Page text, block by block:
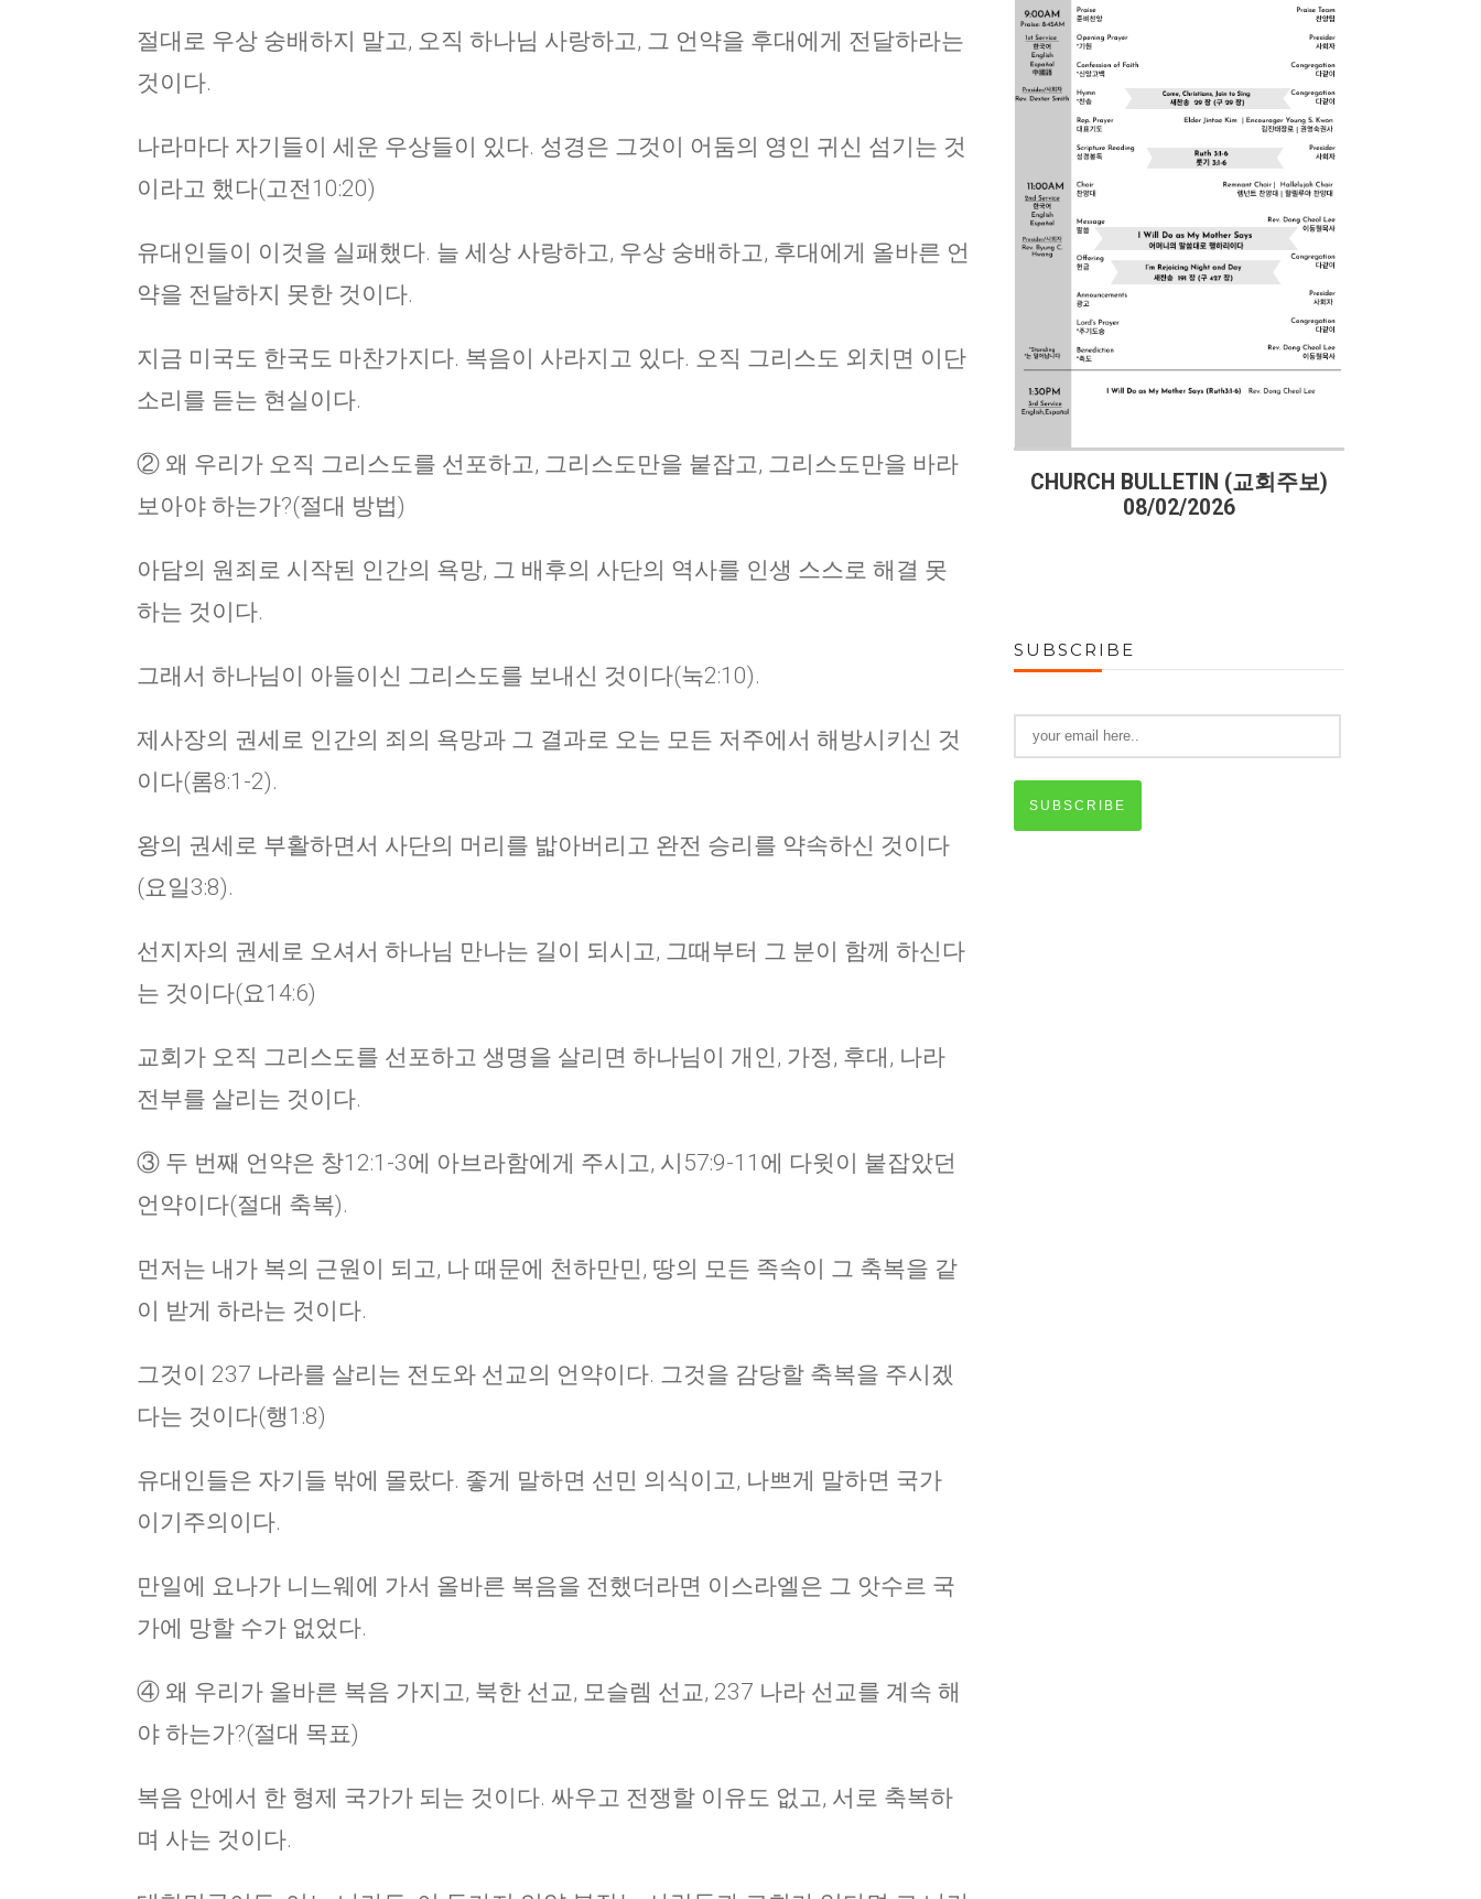
절대로 우상 숭배하지 말고, 오직 하나님 사랑하고, 그 언약을 후대에게 전달하라는
것이다.
나라마다 자기들이 세운 우상들이 있다. 성경은 그것이 어둠의 영인 귀신 섬기는 것
이라고 했다(고전10:20)
유대인들이 이것을 실패했다. 늘 세상 사랑하고, 우상 숭배하고, 후대에게 올바른 언
약을 전달하지 못한 것이다.
지금 미국도 한국도 마찬가지다. 복음이 사라지고 있다. 오직 그리스도 외치면 이단
소리를 듣는 현실이다.
② 왜 우리가 오직 그리스도를 선포하고, 그리스도만을 붙잡고, 그리스도만을 바라
보아야 하는가?(절대 방법)
아담의 원죄로 시작된 인간의 욕망, 그 배후의 사단의 역사를 인생 스스로 해결 못
하는 것이다.
그래서 하나님이 아들이신 그리스도를 보내신 것이다(눅2:10).
제사장의 권세로 인간의 죄의 욕망과 그 결과로 오는 모든 저주에서 해방시키신 것
이다(롬8:1-2).
왕의 권세로 부활하면서 사단의 머리를 밟아버리고 완전 승리를 약속하신 것이다
(요일3:8).
선지자의 권세로 오셔서 하나님 만나는 길이 되시고, 그때부터 그 분이 함께 하신다
는 것이다(요14:6)
교회가 오직 그리스도를 선포하고 생명을 살리면 하나님이 개인, 가정, 후대, 나라
전부를 살리는 것이다.
③ 두 번째 언약은 창12:1-3에 아브라함에게 주시고, 시57:9-11에 다윗이 붙잡았던
언약이다(절대 축복).
먼저는 내가 복의 근원이 되고, 나 때문에 천하만민, 땅의 모든 족속이 그 축복을 같
이 받게 하라는 것이다.
그것이 237 나라를 살리는 전도와 선교의 언약이다. 그것을 감당할 축복을 주시겠
다는 것이다(행1:8)
유대인들은 자기들 밖에 몰랐다. 좋게 말하면 선민 의식이고, 나쁘게 말하면 국가
이기주의이다.
만일에 요나가 니느웨에 가서 올바른 복음을 전했더라면 이스라엘은 그 앗수르 국
가에 망할 수가 없었다.
④ 왜 우리가 올바른 복음 가지고, 북한 선교, 모슬렘 선교, 237 나라 선교를 계속 해
야 하는가?(절대 목표)
복음 안에서 한 형제 국가가 되는 것이다. 싸우고 전쟁할 이유도 없고, 서로 축복하
며 사는 것이다.
CHURCH BULLETIN (교회주보)
CHURCH BULLETIN (교회주보)
08/02/2026
SUBSCRIBE
SUBSCRIBE